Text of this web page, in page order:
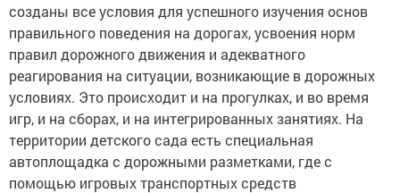
созданы все условия для успешного изучения основ
правильного поведения на дорогах, усвоения норм
правил дорожного движения и адекватного
реагирования на ситуации, возникающие в дорожных
условиях. Это происходит и на прогулках, и во время
игр, и на сборах, и на интегрированных занятиях. На
территории детского сада есть специальная
автоплощадка с дорожными разметками, где с
помощью игровых транспортных средств